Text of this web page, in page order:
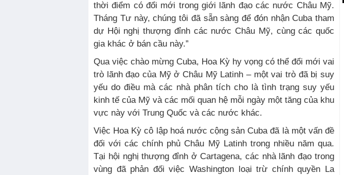
thời điểm có đổi mới trong giới lãnh đạo các nước Châu Mỹ.
Tháng Tư này, chúng tôi đã sẵn sàng để đón nhận Cuba tham
dự Hội nghị thượng đỉnh các nước Châu Mỹ, cùng các quốc
gia khác ở bán cầu này.”
Qua việc chào mừng Cuba, Hoa Kỳ hy vọng có thể đổi mới vai
trò lãnh đạo của Mỹ ở Châu Mỹ Latinh – một vai trò đã bị suy
yếu do điều mà các nhà phân tích cho là tình trạng suy yếu
kinh tế của Mỹ và các mối quan hệ mỗi ngày một tăng của khu
vực này với Trung Quốc và các nước khác.
Việc Hoa Kỳ cô lập hoá nước cộng sản Cuba đã là một vấn đề
đối với các chính phủ Châu Mỹ Latinh trong nhiều năm qua.
Tại hội nghị thượng đỉnh ở Cartagena, các nhà lãnh đạo trong
vùng đã phản đối việc Washington loại trừ chính quyền La